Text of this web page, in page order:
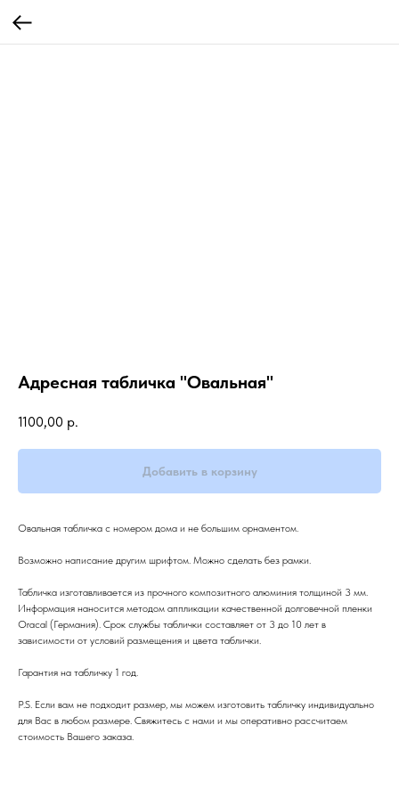
Адресная табличка "Овальная"
1100,00 р.
Добавить в корзину
Овальная табличка с номером дома и не большим орнаментом.
Возможно написание другим шрифтом. Можно сделать без рамки.
Табличка изготавливается из прочного композитного алюминия толщиной 3 мм.
Информация наносится методом аппликации качественной долговечной пленки
Oracal (Германия). Срок службы таблички составляет от 3 до 10 лет в
зависимости от условий размещения и цвета таблички.
Гарантия на табличку 1 год.
P.S. Если вам не подходит размер, мы можем изготовить табличку индивидуально
для Вас в любом размере. Свяжитесь с нами и мы оперативно рассчитаем
стоимость Вашего заказа.